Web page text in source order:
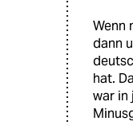
Wenn
dann
hat.
war in